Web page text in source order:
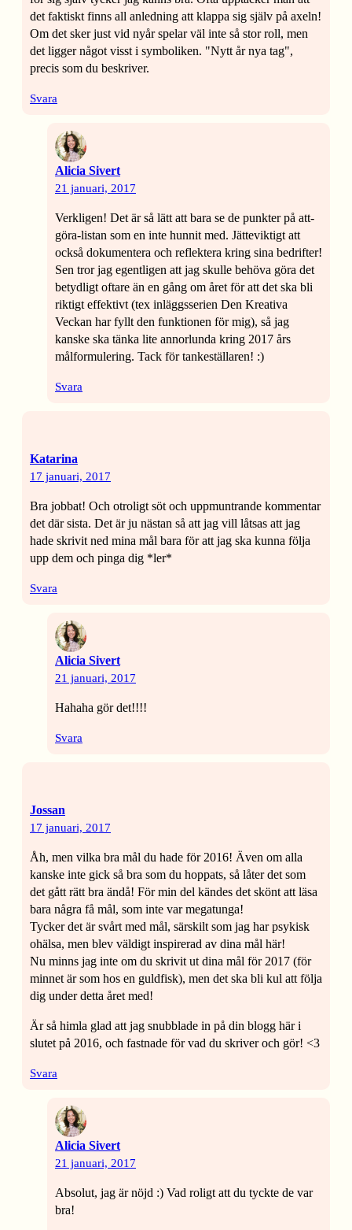
det faktiskt finns all anledning att klappa sig själv på axeln!
Om det sker just vid nyår spelar väl inte så stor roll, men
det ligger något visst i symboliken. "Nytt år nya tag",
precis som du beskriver.
Svara
Alicia Sivert
21 januari, 2017
Verkligen! Det är så lätt att bara se de punkter på att-
göra-listan som en inte hunnit med. Jätteviktigt att
också dokumentera och reflektera kring sina bedrifter!
Sen tror jag egentligen att jag skulle behöva göra det
betydligt oftare än en gång om året för att det ska bli
riktigt effektivt (tex inläggsserien Den Kreativa
Veckan har fyllt den funktionen för mig), så jag
kanske ska tänka lite annorlunda kring 2017 års
målformulering. Tack för tankeställaren! :)
Svara
Katarina
17 januari, 2017
Bra jobbat! Och otroligt söt och uppmuntrande kommentar
det där sista. Det är ju nästan så att jag vill låtsas att jag
hade skrivit ned mina mål bara för att jag ska kunna följa
upp dem och pinga dig *ler*
Svara
Alicia Sivert
21 januari, 2017
Hahaha gör det!!!!
Svara
Jossan
17 januari, 2017
Åh, men vilka bra mål du hade för 2016! Även om alla
kanske inte gick så bra som du hoppats, så låter det som
det gått rätt bra ändå! För min del kändes det skönt att läsa
bara några få mål, som inte var megatunga!
Tycker det är svårt med mål, särskilt som jag har psykisk
ohälsa, men blev väldigt inspirerad av dina mål här!
Nu minns jag inte om du skrivit ut dina mål för 2017 (för
minnet är som hos en guldfisk), men det ska bli kul att följa
dig under detta året med!
Är så himla glad att jag snubblade in på din blogg här i
slutet på 2016, och fastnade för vad du skriver och gör! <3
Svara
Alicia Sivert
21 januari, 2017
Absolut, jag är nöjd :) Vad roligt att du tyckte de var
bra!